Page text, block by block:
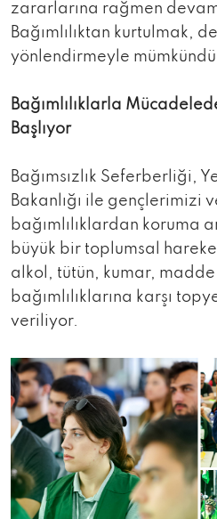
zararlarına rağmen
Bağımlılıktan kurtulmak,
yönlendirmeyle
Bağımlılıklarla
Başlıyor
Bağımsızlık Seferberliği,
Bakanlığı ile gençlerimizi
bağımlılıklardan koruma
büyük bir toplumsal
alkol, tütün, kumar,
bağımlılıklarına karşı
veriliyor.